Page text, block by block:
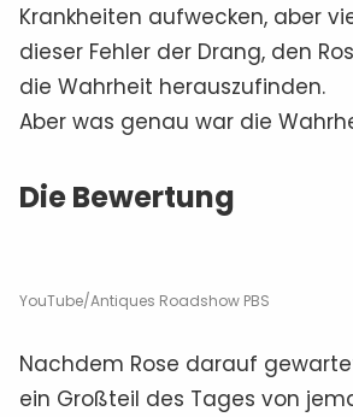
Krankheiten aufwecken, aber
dieser Fehler der Drang, den
die Wahrheit herauszufinden.
Aber was genau war die
Die Bewertung
YouTube/Antiques Roadshow PBS
Nachdem Rose darauf
ein Großteil des Tages von